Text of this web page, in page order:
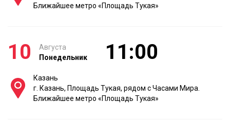
Ближайшее метро «Площадь Тукая»
10
Августа
Понедельник
11:00
Казань
г. Казань, Площадь Тукая, рядом с Часами Мира.
Ближайшее метро «Площадь Тукая»